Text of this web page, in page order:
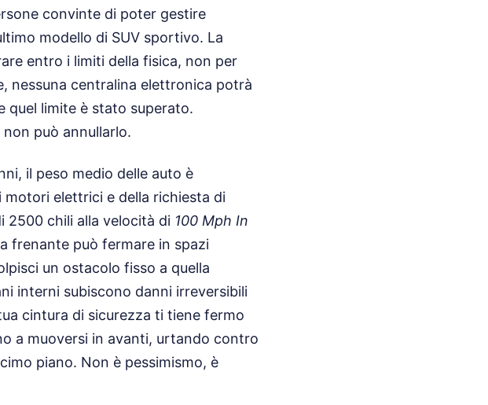
convinte di poter gestire
modello di SUV sportivo. La
entro i limiti della fisica, non per
nessuna centralina elettronica potrà
quel limite è stato superato.
può annullarlo.
il peso medio delle auto è
elettrici e della richiesta di
2500 chili alla velocità di 100 Mph In
frenante può fermare in spazi
un ostacolo fisso a quella
interni subiscono danni irreversibili
cintura di sicurezza ti tiene fermo
a muoversi in avanti, urtando contro
piano. Non è pessimismo, è